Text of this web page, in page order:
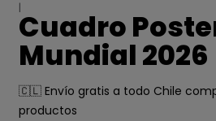
|
Cuadro
Mundial 2026
🇨🇱 Envío gratis a todo Chile
productos